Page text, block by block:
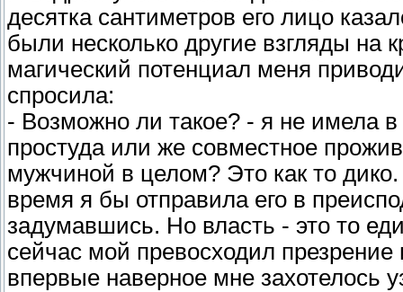
десятка сантиметров его лицо
были несколько другие взгляды на
магический потенциал меня
спросила:
- Возможно ли такое? - я не имела
простуда или же совместное
мужчиной в целом? Это как то
время я бы отправила его в
задумавшись. Но власть - это то
сейчас мой превосходил
впервые наверное мне захотелось